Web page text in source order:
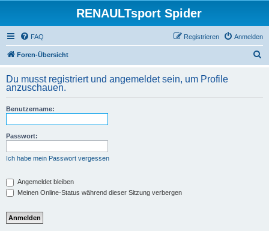
RENAULTsport Spider
FAQ Anmelden
Registrieren
Foren-Übersicht
h
Du musst registriert und angemeldet sein, um Profile
anzuschauen.
Benutzername:
Passwort:
Ich habe mein Passwort vergessen
Angemeldet bleiben
Meinen Online-Status während dieser Sitzung verbergen